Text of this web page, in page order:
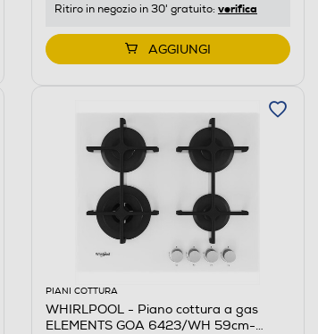
Ritiro in negozio in 30' gratuito: verifica
AGGIUNGI
PIANI COTTURA
WHIRLPOOL - Piano cottura a gas
ELEMENTS GOA 6423/WH 59cm-